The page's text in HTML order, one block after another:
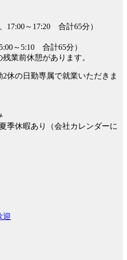
17:00～17:20 合計65分）
～5:10 合計65分）
業前休憩があります。
休の日勤専属で就業いただきま
季休暇あり（会社カレンダーに
迎